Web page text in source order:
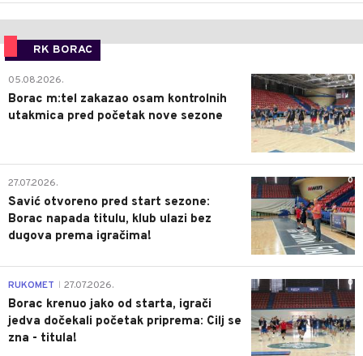
RK BORAC
0
05.08.2026.
Borac m:tel zakazao osam kontrolnih
utakmica pred početak nove sezone
0
27.07.2026.
Savić otvoreno pred start sezone:
Borac napada titulu, klub ulazi bez
dugova prema igračima!
0
RUKOMET 27.07.2026.
Borac krenuo jako od starta, igrači
jedva dočekali početak priprema: Cilj se
zna - titula!